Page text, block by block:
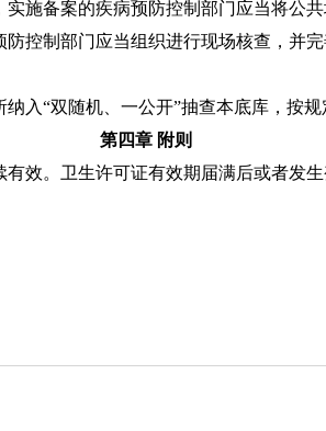
实施备案的疾病预防控制部门应当将公
控制部门应当组织进行现场核查，并
纳入“双随机、一公开”抽查本底库，按规
第四章 附则
效。卫生许可证有效期届满后或者发